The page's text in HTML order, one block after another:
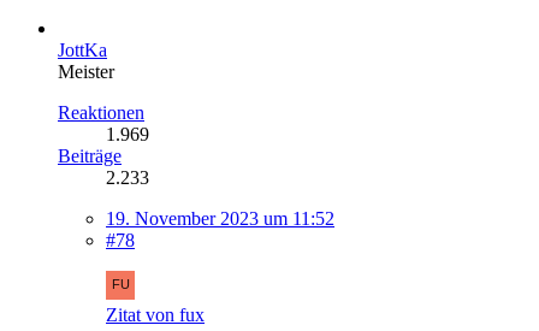
JottKa
Meister
Reaktionen
1.969
Beiträge
2.233
19. November 2023 um 11:52
#78
Zitat von fux